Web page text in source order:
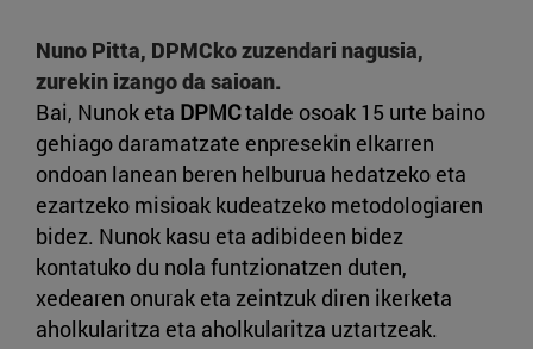
Nuno Pitta, DPMCko zuzendari nagusia,
zurekin izango da saioan.
Bai, Nunok eta DPMCtalde osoak 15 urte baino
gehiago daramatzate enpresekin elkarren
ondoan lanean beren helburua hedatzeko eta
ezartzeko misioak kudeatzeko metodologiaren
bidez. Nunok kasu eta adibideen bidez
kontatuko du nola funtzionatzen duten,
xedearen onurak eta zeintzuk diren ikerketa
aholkularitza eta aholkularitza uztartzeak.